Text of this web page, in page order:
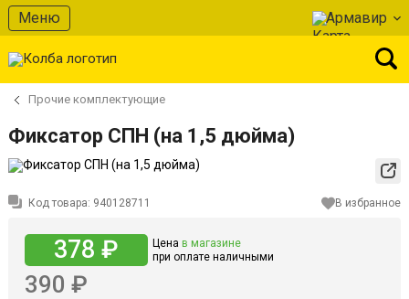
Меню Армавир
Прочие комплектующие
Фиксатор СПН (на 1,5 дюйма)
Код товара: 940128711 В избранное
378 ₽ Цена в магазине
при оплате наличными
390 ₽